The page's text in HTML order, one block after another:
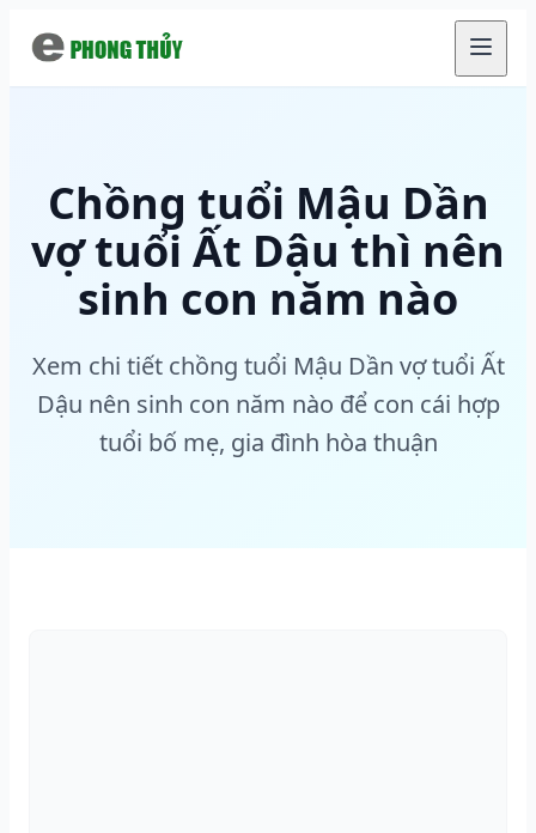
Chồng tuổi Mậu Dần
vợ tuổi Ất Dậu thì nên
sinh con năm nào
Xem chi tiết chồng tuổi Mậu Dần vợ tuổi Ất
Dậu nên sinh con năm nào để con cái hợp
tuổi bố mẹ, gia đình hòa thuận